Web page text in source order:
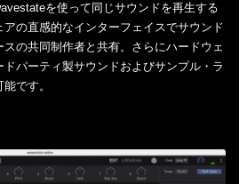
を使って同じサウンドを再生する
の直感的なインターフェイスでサウンド
の共同制作者と共有。さらにハードウェ
パーティ製サウンドおよびサンプル・ラ
です。